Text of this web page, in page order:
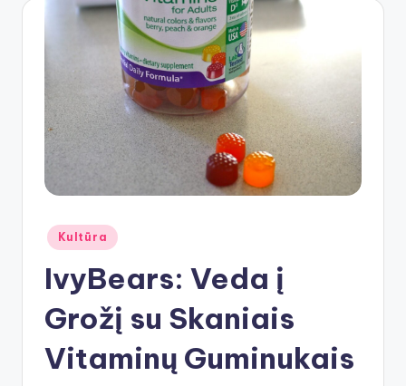
Posted
in
Kultūra
IvyBears: Veda į
Grožį su Skaniais
Vitaminų Guminukais